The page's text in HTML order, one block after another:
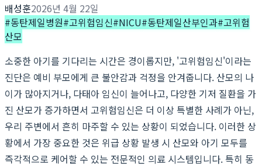
배성훈2026년 4월 22일
#동탄제일병원#고위험임신#NICU#동탄제일산부인과#고위험
산모
소중한 아기를 기다리는 시간은 경이롭지만, '고위험임신'이라는
진단은 예비 부모에게 큰 불안감과 걱정을 안겨줍니다. 산모의 나
이가 많아지거나, 다태아 임신이 늘어나고, 다양한 기저 질환을 가
진 산모가 증가하면서 고위험임신은 더 이상 특별한 사례가 아닌,
우리 주변에서 흔히 마주할 수 있는 상황이 되었습니다. 이러한 상
황에서 가장 중요한 것은 위급 상황 발생 시 산모와 아기 모두를
즉각적으로 케어할 수 있는 전문적인 의료 시스템입니다. 특히 동